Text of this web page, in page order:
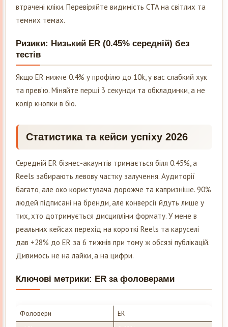
втрачені кліки. Перевіряйте видимість CTA на світлих та
темних темах.
Ризики: Низький ER (0.45% середній) без
тестів
Якщо ER нижче 0.4% у профілю до 10k, у вас слабкий хук
та прев’ю. Міняйте перші 3 секунди та обкладинки, а не
колір кнопки в біо.
Статистика та кейси успіху 2026
Середній ER бізнес-акаунтів тримається біля 0.45%, а
Reels забирають левову частку залучення. Аудиторії
багато, але око користувача дорожче та капризніше. 90%
людей підписані на бренди, але конверсії йдуть лише у
тих, хто дотримується дисципліни формату. У мене в
реальних кейсах перехід на короткі Reels та каруселі
дав +28% до ER за 6 тижнів при тому ж обсязі публікацій.
Дивимось не на лайки, а на цифри.
Ключові метрики: ER за фоловерами
Фоловери
ER